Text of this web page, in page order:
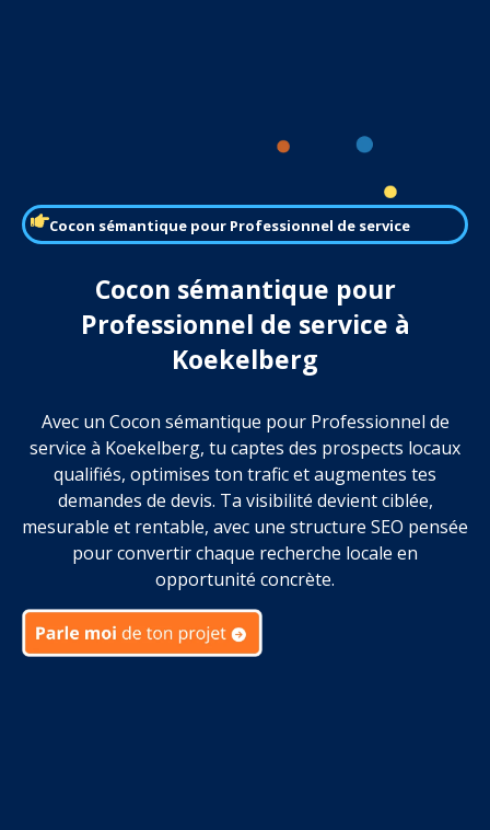
Cocon sémantique pour Professionnel de service
Cocon sémantique pour
Professionnel de service à
Koekelberg
Avec un Cocon sémantique pour Professionnel de
service à Koekelberg, tu captes des prospects locaux
qualifiés, optimises ton trafic et augmentes tes
demandes de devis. Ta visibilité devient ciblée,
mesurable et rentable, avec une structure SEO pensée
pour convertir chaque recherche locale en
opportunité concrète.